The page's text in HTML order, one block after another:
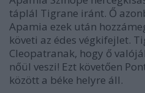
táplál Tigrane iránt. Ő
Apamia ezek után
követi az édes végkifejlet.
Cleopatranak, hogy ő
nőül veszi! Ezt követően
között a béke helyre áll.